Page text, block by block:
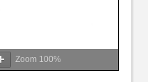
Zoom 100%